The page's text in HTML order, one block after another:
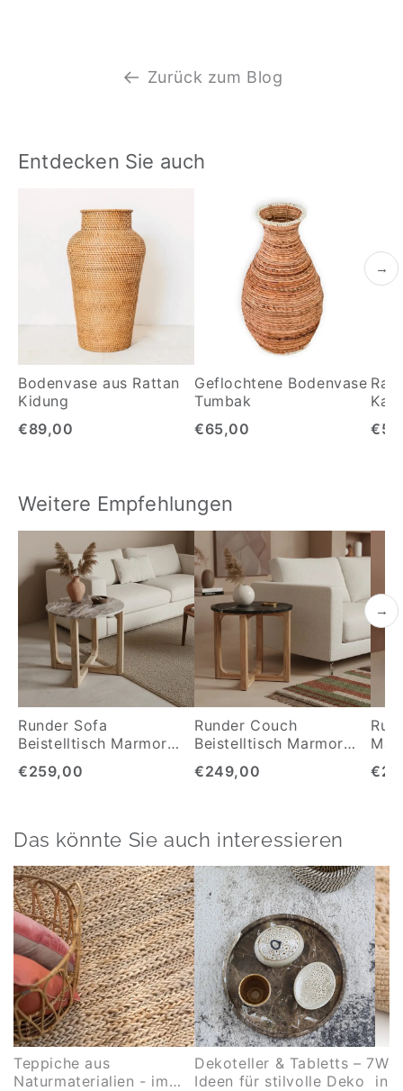
Zurück zum Blog
Entdecken Sie auch
Bodenvase aus Rattan
Kidung
€89,00
Geflochtene Bodenvase
Tumbak
€65,00
→
Weitere Empfehlungen
Runder Sofa
Beistelltisch Marmor
€259,00
Runder Couch
Beistelltisch Marmor
€249,00
→
Das könnte Sie auch interessieren
Teppiche aus
Naturmaterialien - im
Dekoteller & Tabletts – 7
Ideen für stilvolle Deko
in